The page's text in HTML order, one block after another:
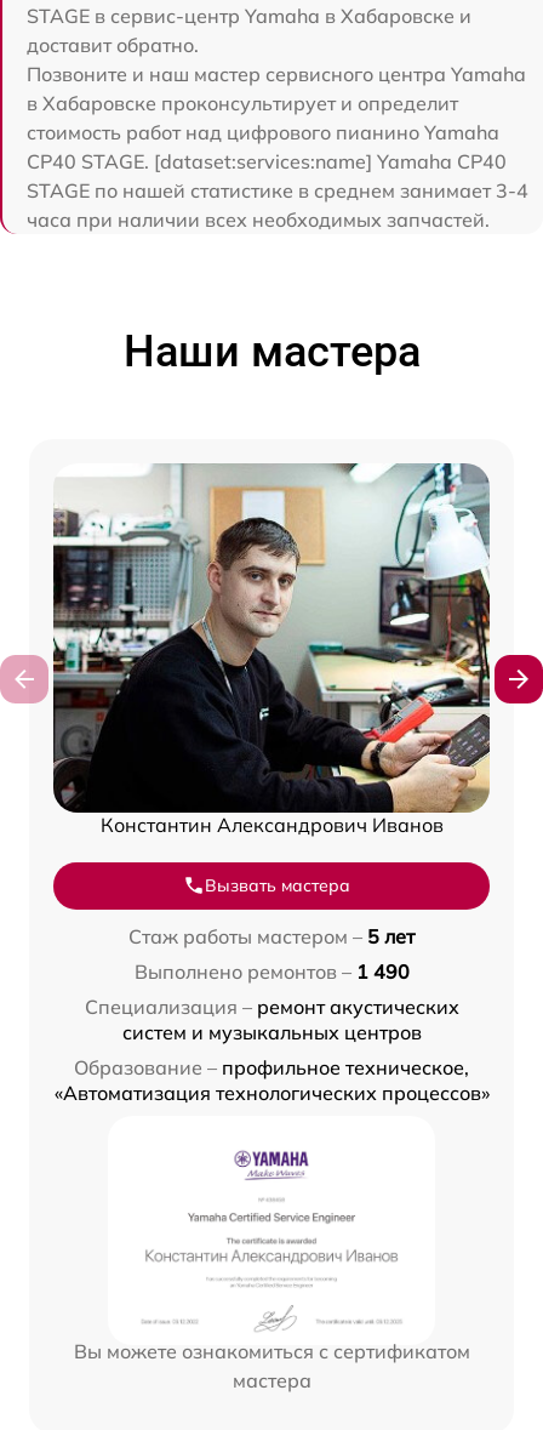
STAGE в сервис-центр Yamaha в Хабаровске и
доставит обратно.
Позвоните и наш мастер сервисного центра Yamaha
в Хабаровске проконсультирует и определит
стоимость работ над цифрового пианино Yamaha
CP40 STAGE. [dataset:services:name] Yamaha CP40
STAGE по нашей статистике в среднем занимает 3-4
часа при наличии всех необходимых запчастей.
Наши мастера
Константин Александрович Иванов
Вызвать мастера
Стаж работы мастером – 5 лет
Выполнено ремонтов – 1 490
Специализация – ремонт акустических
систем и музыкальных центров
Образование – профильное техническое,
«Автоматизация технологических процессов»
Вы можете ознакомиться с сертификатом
мастера